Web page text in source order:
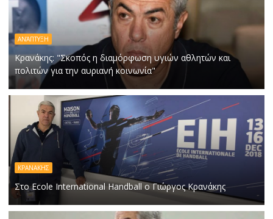
ΑΝΆΠΤΥΞΗ
Κρανάκης: "Σκοπός η διαμόρφωση υγιών αθλητών και
πολιτών για την αυριανή κοινωνία"
ΚΡΑΝΑΚΗΣ
Στο Ecole International Handball ο Γιώργος Κρανάκης